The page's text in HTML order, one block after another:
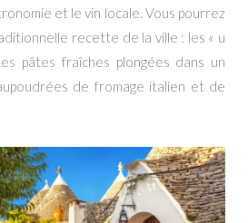
et le vin locale. Vous pourrez
recette de la ville : les « u
pâtes fraîches plongées dans un
de fromage italien et de